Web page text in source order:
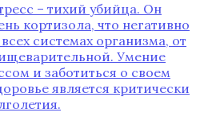
– тихий убийца. Он
кортизола, что негативно
системах организма, от
Умение
и заботиться о своем
является критически